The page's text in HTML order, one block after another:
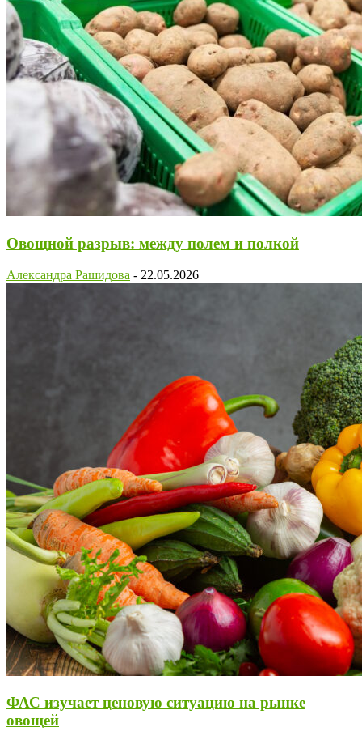
Овощной разрыв: между полем и полкой
Александра Рашидова - 22.05.2026
ФАС изучает ценовую ситуацию на рынке
овощей